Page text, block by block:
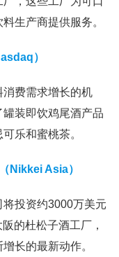
生产商提供服务。
）
费需求增长的机
装即饮鸡尾酒产品
乐和蜜桃茶。
Nikkei Asia）
投资约3000万美元
的杜松子酒工厂，
长的最新动作。